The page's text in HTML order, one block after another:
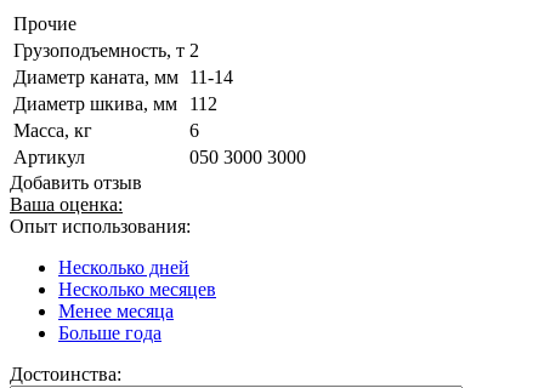
Прочие
Грузоподъемность, т 2
Диаметр каната, мм 11-14
Диаметр шкива, мм
112
Масса, кг
6
Артикул
050 3000 3000
Добавить отзыв
Ваша оценка:
Опыт использования:
Несколько дней
Несколько месяцев
Менее месяца
Больше года
Достоинства: